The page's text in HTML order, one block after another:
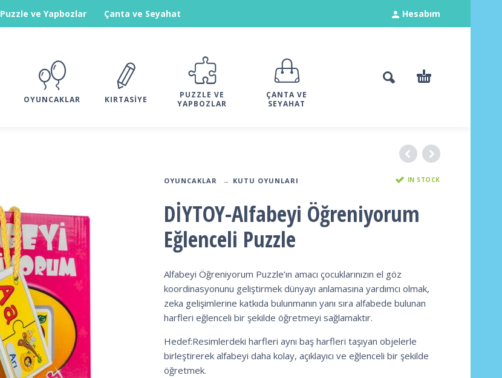
Hesabım
Puzzle ve Yapbozlar Çanta ve Seyahat
OYUNCAKLAR KIRTASIYE
PUZZLE VE
YAPBOZLAR
ÇANTA VE
SEYAHAT
OYUNCAKLAR KUTU OYUNLARI IN STOCK
DİYTOY-Alfabeyi Öğreniyorum
Eğlenceli Puzzle
Alfabeyi Öğreniyorum Puzzle’ın amacı çocuklarınızın el göz
koordinasyonunu geliştirmek dünyayı anlamasına yardımcı olmak,
zeka gelişimlerine katkıda bulunmanın yanı sıra alfabede bulunan
harfleri eğlenceli bir şekilde öğretmeyi sağlamaktır.
Hedef:Resimlerdeki harfleri aynı baş harfleri taşıyan objelerle
birleştirerek alfabeyi daha kolay, açıklayıcı ve eğlenceli bir şekilde
öğretmek.